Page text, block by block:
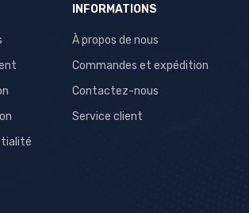
INFORMATIONS
À propos de nous
Commandes et expédition
Contactez-nous
Service client